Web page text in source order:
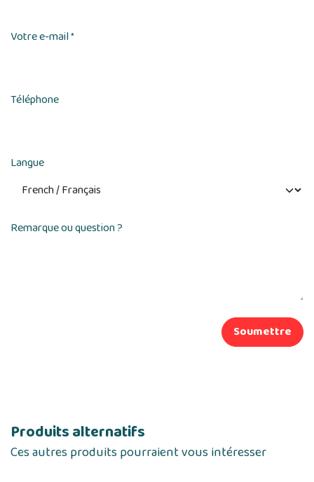
Votre e-mail*
Téléphone
Langue
Remarque ou question ?
Soumettre
Produits alternatifs
Ces autres produits pourraient vous intéresser